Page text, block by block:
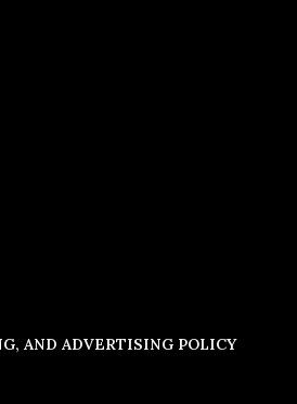
AND ADVERTISING POLICY